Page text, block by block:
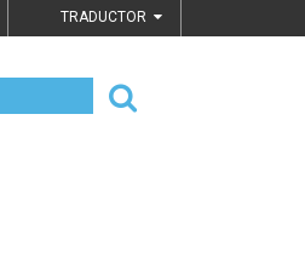
TRADUCTOR